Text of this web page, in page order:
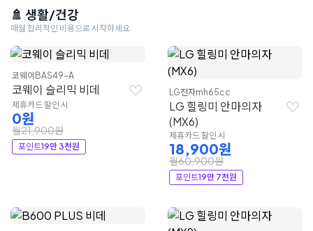
🚿 생활/건강
매월 합리적인 비용으로 시작하세요
코웨이 BAS49-A
코웨이 슬리믹 비데
제휴카드 할인 시
0원
월21,900원
포인트19만 3천원
LG전자mh65cc
LG 힐링미 안마의자
(MX6)
제휴카드 할인 시
18,900원
월60,900원
포인트19만 7천원